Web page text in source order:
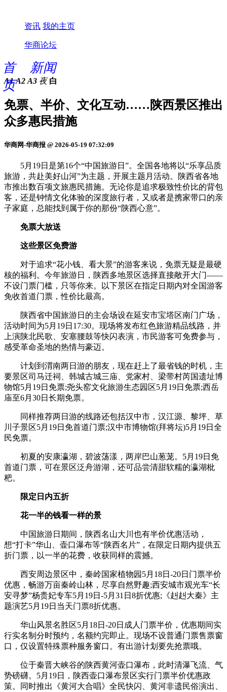
资讯 我的主页
华商论坛
首
页
新闻
A1 A2 A3 夜 白
免票、半价、文化互动……陕西景区推出
众多惠民措施
华商网-华商报 @ 2026-05-19 07:32:09
5月19日是第16个“中国旅游日”。全国各地将以“乐享品质
旅游，共赴美好山河”为主题，开展主题月活动。陕西省各地
市推出数百项文旅惠民措施。无论你是追求极致性价比的背包
客，还是钟情文化体验的深度旅行者，又或者是携家带口的亲
子家庭，总能找到属于你的那份“陕西心意”。
免票大放送
这些景区免费游
对于追求“花小钱、看大景”的游客来说，免票无疑是最硬
核的福利。今年旅游日，陕西多地景区选择直接敞开大门——
不设门票门槛，只等你来。以下景区在指定日期内对全国游客
免收首道门票，性价比最高。
陕西省中国旅游日的主会场设在延安市宝塔区南门广场，
活动时间为5月19日17:30。现场将发布红色旅游精品线路，并
上演陕北民歌、安塞腰鼓等快闪表演，市民游客可免费参与，
感受革命圣地的热情与豪迈。
计划到渭南两日游的朋友，现在赶上了最省钱的时机，主
要景区司马迁祠、韩城古城三庙、党家村、梁带村芮国遗址博
物馆5月19日免票;尧头窑文化旅游生态园区5月19日免票;西岳
庙至6月30日长期免票。
同样推荐两日游的线路还包括汉中市，汉江源、黎坪、草
川子景区5月19日免首道门票;汉中市博物馆(拜将坛)5月19日全
民免票。
初夏的安康瀛湖，碧波荡漾，两岸巴山葱茏。5月19日免
首道门票，可在景区泛舟游湖，还可品尝清甜软糯的瀛湖枇
杷。
限定日内五折
花一半的钱看一样的景
中国旅游日期间，陕西名山大川也有半价优惠活动，
想“打卡”华山、壶口瀑布等“陕西名片”，在限定日期内提供五
折门票，以一半的花费，收获同样的震撼。
西安周边景区中，秦岭国家植物园5月18日-20日门票半价
优惠，畅游万亩秦岭山林，尽享自然野趣;西安城市观光车“长
安寻梦”杨贵妃专车5月19日-5月31日8折优惠;《赳赳大秦》主
题演艺5月19日当天门票8折优惠。
华山风景名胜区5月18日-20日成人门票半价，优惠期间实
行实名制分时预约，名额约完即止。现场不设普通门票售票窗
口，仅设置特殊票种服务窗口。有出游计划要先抢票哦。
位于秦晋大峡谷的陕西黄河壶口瀑布，此时清瀑飞流、气
势磅礴。5月19日，陕西壶口瀑布景区实行门票半价优惠政
策。同时推出《黄河大合唱》全民快闪、黄河非遗民俗演出、